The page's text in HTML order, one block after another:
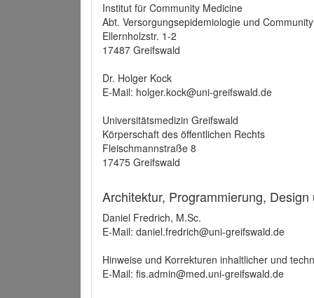
Institut für Community Medicine
Abt. Versorgungsepidemiologie und
Ellernholzstr. 1-2
17487 Greifswald
Dr. Holger Kock
E-Mail: holger.kock@uni-greifswald.de
Universitätsmedizin Greifswald
Körperschaft des öffentlichen Rechts
Fleischmannstraße 8
17475 Greifswald
Architektur, Programmierung,
Daniel Fredrich, M.Sc.
E-Mail: daniel.fredrich@uni-greifswald.de
Hinweise und Korrekturen inhaltlicher und
E-Mail: fis.admin@med.uni-greifswald.de